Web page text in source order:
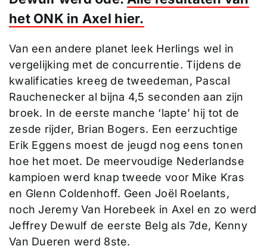
het ONK in Axel hier.
Van een andere planet leek Herlings wel in
vergelijking met de concurrentie. Tijdens de
kwalificaties kreeg de tweedeman, Pascal
Rauchenecker al bijna 4,5 seconden aan zijn
broek. In de eerste manche ‘lapte’ hij tot de
zesde rijder, Brian Bogers. Een eerzuchtige
Erik Eggens moest de jeugd nog eens tonen
hoe het moet. De meervoudige Nederlandse
kampioen werd knap tweede voor Mike Kras
en Glenn Coldenhoff. Geen Joël Roelants,
noch Jeremy Van Horebeek in Axel en zo werd
Jeffrey Dewulf de eerste Belg als 7de, Kenny
Van Dueren werd 8ste.